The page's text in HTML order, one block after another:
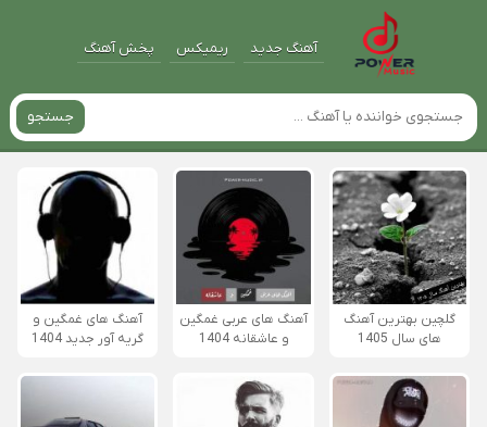
آهنگ جدید ریمیکس پخش آهنگ
جستجو
گلچین بهترین آهنگ
های سال 1405
آهنگ های عربی غمگین
و عاشقانه 1404
آهنگ های غمگین و
گریه آور جدید 1404